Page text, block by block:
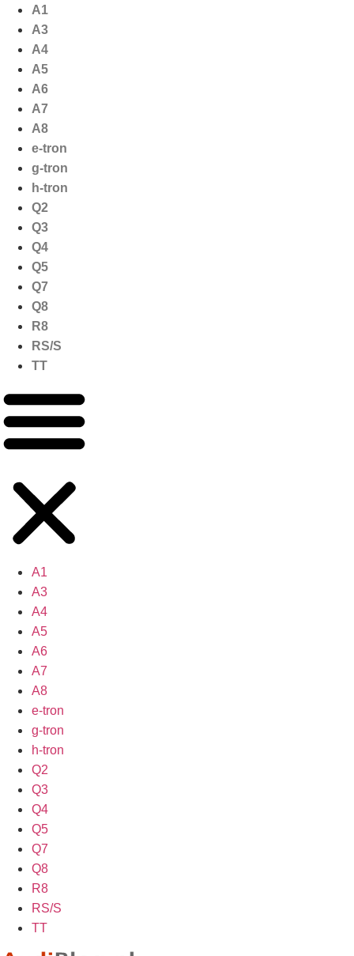
naar
inhoud
A1
A3
A4
A5
A6
A7
A8
e-tron
g-tron
h-tron
Q2
Q3
Q4
Q5
Q7
Q8
R8
RS/S
TT
A1
A3
A4
A5
A6
A7
A8
e-tron
g-tron
h-tron
Q2
Q3
Q4
Q5
Q7
Q8
R8
RS/S
TT